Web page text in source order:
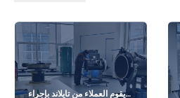
يقوم العملاء من تايلاند بإجراء